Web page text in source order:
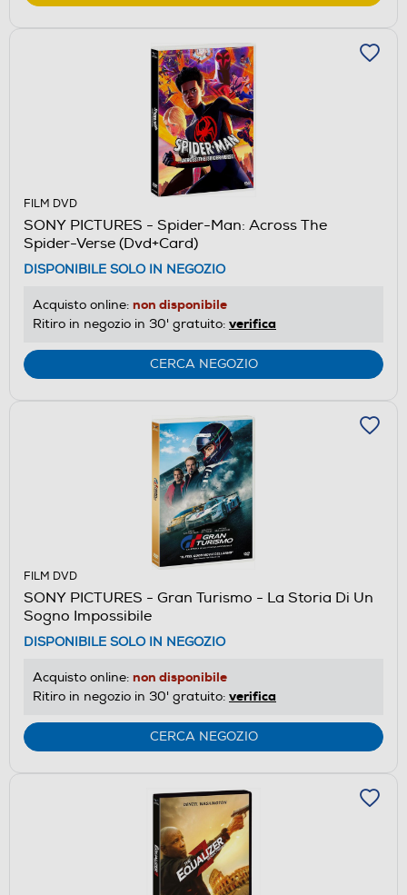
FILM DVD
SONY PICTURES - Spider-Man: Across The
Spider-Verse (Dvd+Card)
DISPONIBILE SOLO IN NEGOZIO
Acquisto online: non disponibile
Ritiro in negozio in 30' gratuito: verifica
CERCA NEGOZIO
FILM DVD
SONY PICTURES - Gran Turismo - La Storia Di Un
Sogno Impossibile
DISPONIBILE SOLO IN NEGOZIO
Acquisto online: non disponibile
Ritiro in negozio in 30' gratuito: verifica
CERCA NEGOZIO